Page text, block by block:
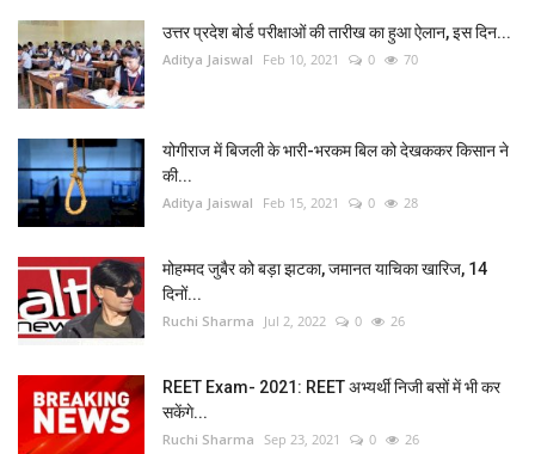
उत्तर प्रदेश बोर्ड परीक्षाओं की तारीख का हुआ ऐलान, इस दिन...
Aditya Jaiswal Feb 10, 2021 0 70
योगीराज में बिजली के भारी-भरकम बिल को देखककर किसान ने
की...
Aditya Jaiswal Feb 15, 2021 0 28
मोहम्मद जुबैर को बड़ा झटका, जमानत याचिका खारिज, 14
दिनों...
Ruchi Sharma Jul 2, 2022 0 26
REET Exam- 2021: REET अभ्यर्थी निजी बसों में भी कर
सकेंगे...
Ruchi Sharma Sep 23, 2021 0 26